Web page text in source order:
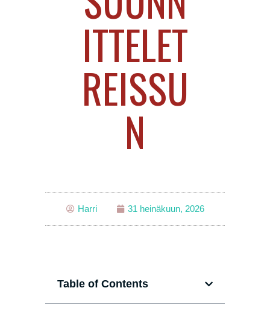
ITTELET
REISSU
N
Harri 31 heinäkuun, 2026
Table of Contents